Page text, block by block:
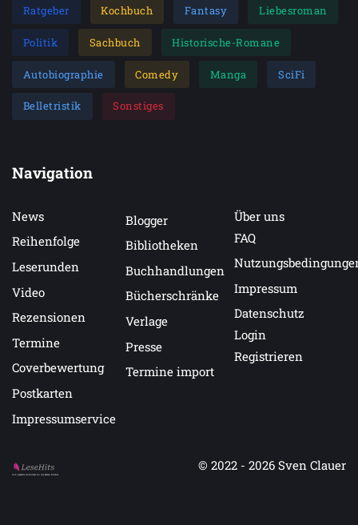
Ratgeber Kochbuch Fantasy Liebesroman
Politik Sachbuch Historische-Romane
Autobiographie Comedy Manga SciFi
Belletristik Sonstiges
Navigation
News
Reihenfolge
Leserunden
Video
Rezensionen
Termine
Coverbewertung
Postkarten
Impressumservice
Blogger
Bibliotheken
Buchhandlungen
Bücherschränke
Verlage
Presse
Termine import
Über uns
FAQ
Impressum
Datenschutz
Login
Registrieren
Auf LeseHits.de findest Du die besten Bücher.
© 2022 - 2026 Sven Clauer